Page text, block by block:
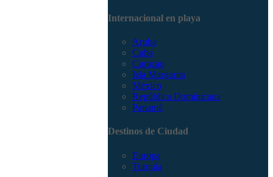
Internacional en playa
Aruba
Cuba
Curacao
Isla Margarita
México
República Dominicana
Panamá
Destinos de Ciudad
Europa
Turquía